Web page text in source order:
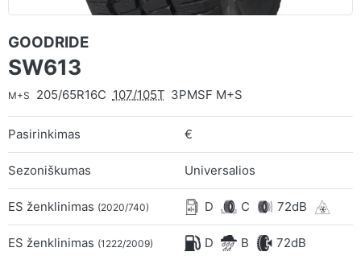
GOODRIDE
SW613
M+S 205/65R16C 107/105T 3PMSF M+S
Pasirinkimas €
Sezoniškumas Universalios
ES ženklinimas (2020/740) D C 72dB
ES ženklinimas (1222/2009) D B 72dB